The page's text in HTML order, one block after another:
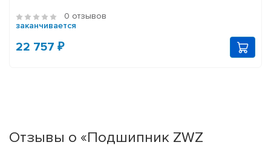
0 отзывов
заканчивается
22 757 ₽
Отзывы о «Подшипник ZWZ